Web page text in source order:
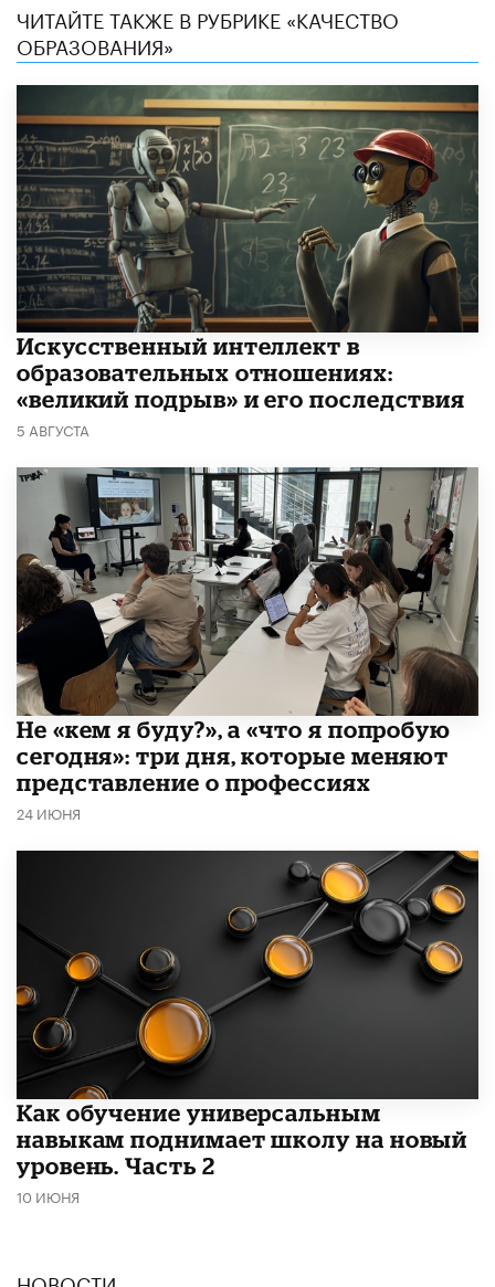
ЧИТАЙТЕ ТАКЖЕ В РУБРИКЕ «КАЧЕСТВО
ОБРАЗОВАНИЯ»
​Искусственный интеллект в
образовательных отношениях:
«великий подрыв» и его последствия
5 АВГУСТА
Не «кем я буду?», а «что я попробую
сегодня»: три дня, которые меняют
представление о профессиях
24 ИЮНЯ
​Как обучение универсальным
навыкам поднимает школу на новый
уровень. Часть 2
10 ИЮНЯ